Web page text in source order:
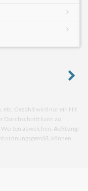
etc. Gezählt wird nur ein Hit
Durchschnitt kann zu
abweichen. Achtung:
ordnungsgemäß, können